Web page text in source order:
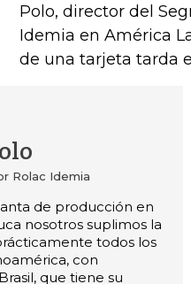
Polo, director del
Idemia en América
de una tarjeta tarda
Rolac Idemia
de producción en
nosotros suplimos la
todos los
con
que tiene su